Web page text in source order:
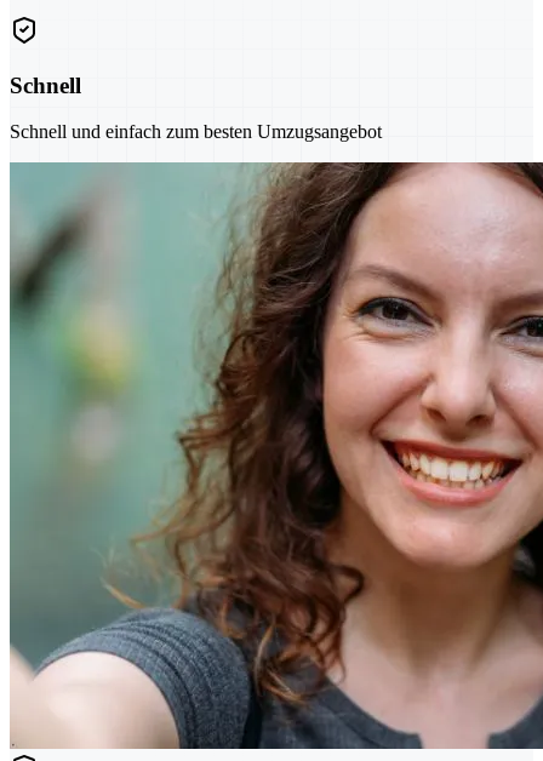
Schnell
Schnell und einfach zum besten Umzugsangebot